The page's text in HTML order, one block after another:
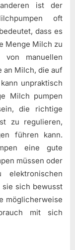
ist der
oft
dass es
Menge Milch zu
von manuellen
an Milch, die auf
unpraktisch
Milch pumpen
die richtige
zu regulieren,
führen kann.
eine gute
müssen oder
sich bewusst
möglicherweise
mit sich